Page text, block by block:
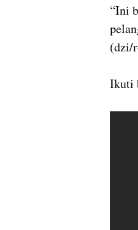
“Ini
(dzi/
Ikuti